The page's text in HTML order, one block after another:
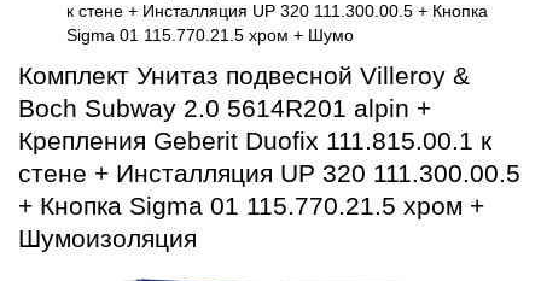
к стене + Инсталляция UP 320 111.300.00.5 + Кнопка
Sigma 01 115.770.21.5 хром + Шумо
Комплект Унитаз подвесной Villeroy &
Boch Subway 2.0 5614R201 alpin +
Крепления Geberit Duofix 111.815.00.1 к
стене + Инсталляция UP 320 111.300.00.5
+ Кнопка Sigma 01 115.770.21.5 хром +
Шумоизоляция